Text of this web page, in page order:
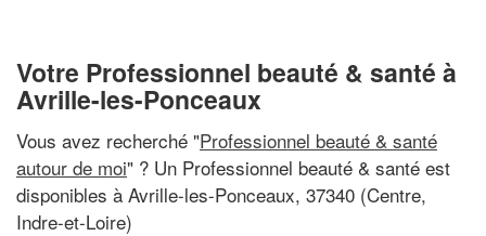
Votre Professionnel beauté & santé à
Avrille-les-Ponceaux
Vous avez recherché "Professionnel beauté & santé
autour de moi" ? Un Professionnel beauté & santé est
disponibles à Avrille-les-Ponceaux, 37340 (Centre,
Indre-et-Loire)